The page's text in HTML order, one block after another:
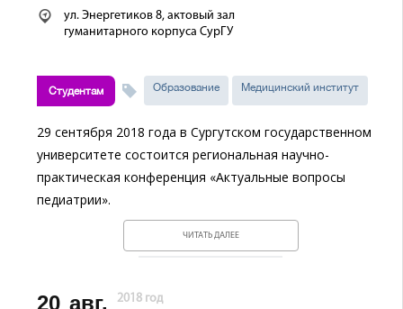
ул. Энергетиков 8, актовый зал
гуманитарного корпуса СурГУ
Студентам Образование Медицинский институт
29 сентября 2018 года в Сургутском государственном
университете состоится региональная научно-
практическая конференция «Актуальные вопросы
педиатрии».
ЧИТАТЬ ДАЛЕЕ
20 авг. 2018 год